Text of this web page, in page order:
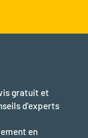
gratuit et
d’experts
en